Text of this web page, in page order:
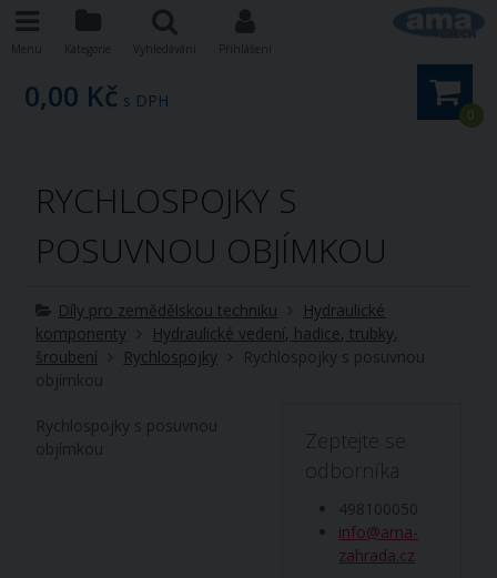
0
0,00 Kč s DPH
RYCHLOSPOJKY S
POSUVNOU OBJÍMKOU
Díly pro zemědělskou techniku
Hydraulické
komponenty
Hydraulické vedení, hadice, trubky,
šroubení
Rychlospojky
Rychlospojky s posuvnou
objímkou
Zeptejte se
odborníka
498100050
info@ama-
zahrada.cz
Rychlospojky s posuvnou
objímkou
Menu Kategorie Vyhledávání Přihlášení